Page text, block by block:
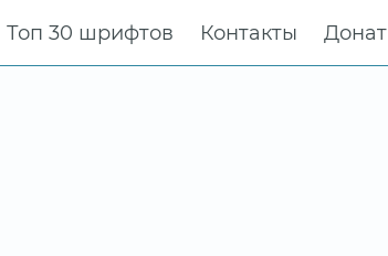
Топ 30 шрифтов Контакты Донат